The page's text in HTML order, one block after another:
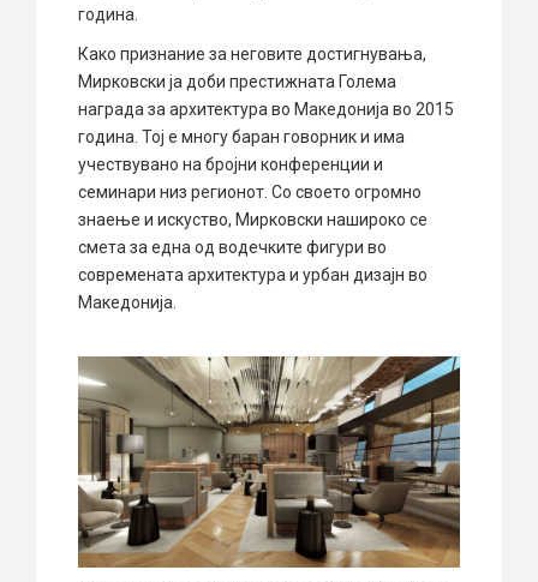
година.
Како признание за неговите достигнувања,
Мирковски ја доби престижната Голема
награда за архитектура во Македонија во 2015
година. Тој е многу баран говорник и има
учествувано на бројни конференции и
семинари низ регионот. Со своето огромно
знаење и искуство, Мирковски нашироко се
смета за една од водечките фигури во
современата архитектура и урбан дизајн во
Македонија.